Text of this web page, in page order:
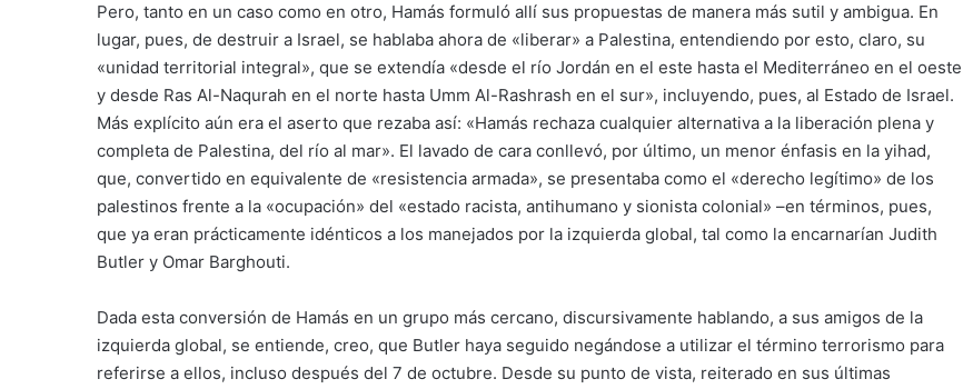
Pero, tanto en un caso como en otro, Hamás formuló allí sus propuestas de manera más sutil y ambigua. En
lugar, pues, de destruir a Israel, se hablaba ahora de «liberar» a Palestina, entendiendo por esto, claro, su
«unidad territorial integral», que se extendía «desde el río Jordán en el este hasta el Mediterráneo en el oeste
y desde Ras Al-Naqurah en el norte hasta Umm Al-Rashrash en el sur», incluyendo, pues, al Estado de Israel.
Más explícito aún era el aserto que rezaba así: «Hamás rechaza cualquier alternativa a la liberación plena y
completa de Palestina, del río al mar». El lavado de cara conllevó, por último, un menor énfasis en la yihad,
que, convertido en equivalente de «resistencia armada», se presentaba como el «derecho legítimo» de los
palestinos frente a la «ocupación» del «estado racista, antihumano y sionista colonial» –en términos, pues,
que ya eran prácticamente idénticos a los manejados por la izquierda global, tal como la encarnarían Judith
Butler y Omar Barghouti.
Dada esta conversión de Hamás en un grupo más cercano, discursivamente hablando, a sus amigos de la
izquierda global, se entiende, creo, que Butler haya seguido negándose a utilizar el término terrorismo para
referirse a ellos, incluso después del 7 de octubre. Desde su punto de vista, reiterado en sus últimas